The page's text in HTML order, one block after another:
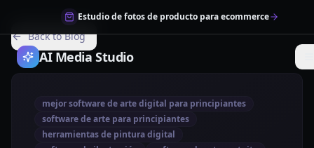
Estudio de fotos de producto para ecommerce
AI Media Studio
Back to Blog
mejor software de arte digital para principiantes
software de arte para principiantes
herramientas de pintura digital